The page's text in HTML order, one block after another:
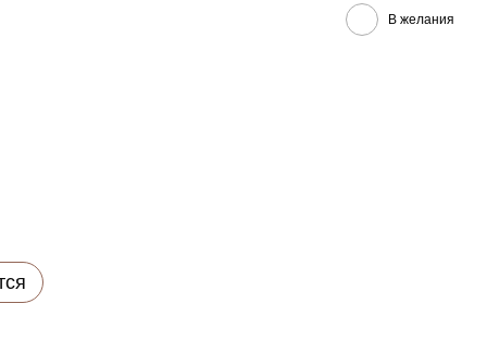
В желания